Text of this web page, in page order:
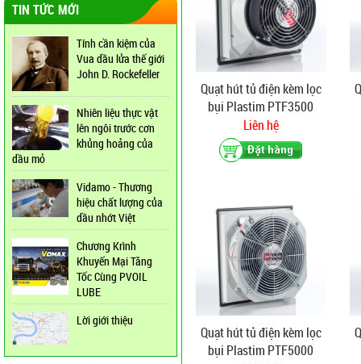
TIN TỨC MỚI
Tính cần kiệm của
Vua dầu lửa thế giới
John D. Rockefeller
Nhiên liệu thực vật
lên ngôi trước cơn
khủng hoảng của
dầu mỏ
Vidamo - Thương
hiệu chất lượng của
dầu nhớt Việt
Chương Krình
Khuyến Mại Tăng
Tốc Cùng PVOIL
LUBE
Lời giới thiệu
Quạt hút tủ điện kèm lọc
bụi Plastim PTF3500
Liên hệ
Quạt hút tủ điện kèm lọc
bụi Plastim PTF5000